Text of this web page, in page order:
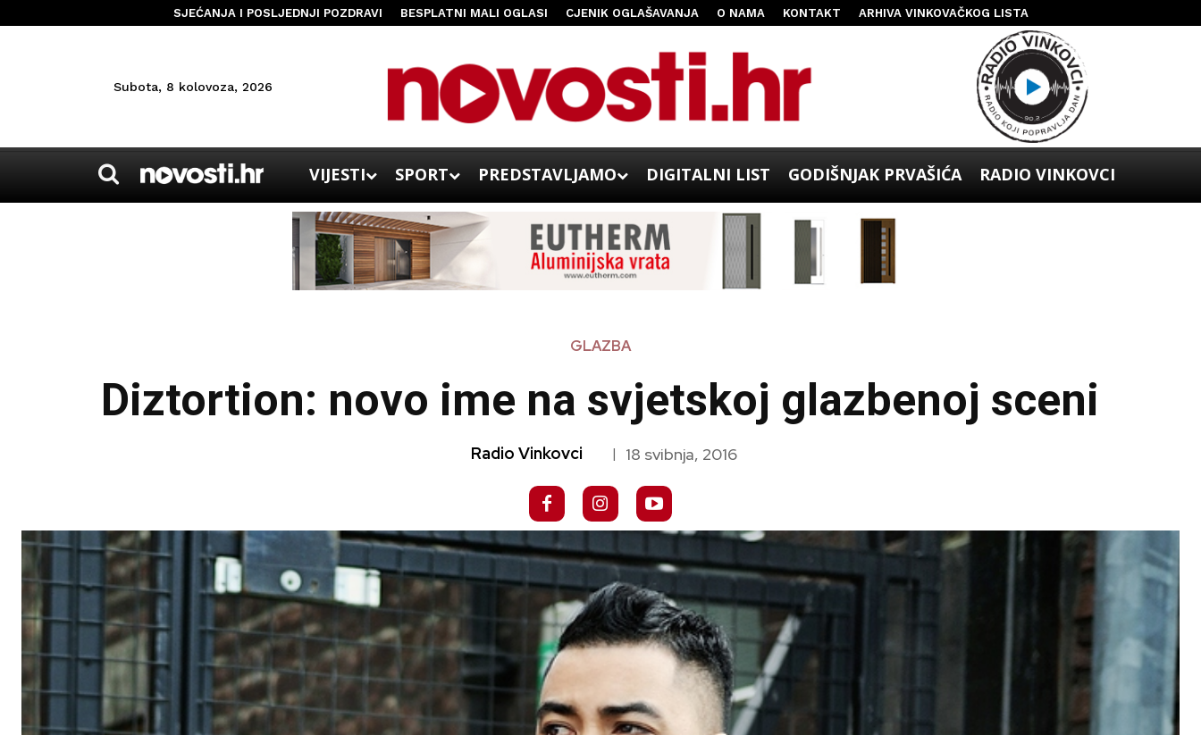
SJEĆANJA I POSLJEDNJI POZDRAVI BESPLATNI MALI OGLASI CJENIK OGLAŠAVANJA O NAMA KONTAKT ARHIVA VINKOVAČKOG LISTA
Subota, 8 kolovoza, 2026
VIJESTI SPORT PREDSTAVLJAMO DIGITALNI LIST GODIŠNJAK PRVAŠIĆA RADIO VINKOVCI
GLAZBA
Diztortion: novo ime na svjetskoj glazbenoj sceni
Radio Vinkovci | 18 svibnja, 2016